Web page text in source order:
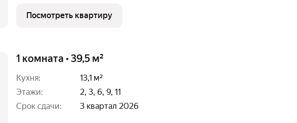
Посмотреть квартиру
1 комната • 39,5 м²
Кухня:
13,1 м²
Этажи:
2, 3, 6, 9, 11
Срок сдачи:
3 квартал 2026